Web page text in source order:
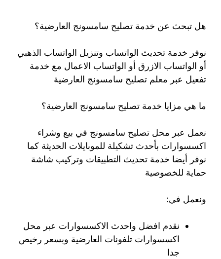
هل تبحث عن خدمة تصليح سامسونج العارضية؟
نوفر خدمة تحديث الواتساب وتنزيل الواتساب الذهبي
أو الواتساب الازرق أو الواتساب الاعمال مع خدمة
تفعيل عبر معلم تصليح سامسونج العارضية
ما هي مزايا خدمة تصليح سامسونج العارضية؟
نعمل عبر محل تصليح سامسونج في بيع وشراء
اكسسوارات بأحدث تشكيلة للموبايلات الحديثة كما
نوفر أيضا خدمة تحديث التطبيقات وتركيب شاشة
حماية للخصوصية
ونعمل في:
نقدم افضل واحدث الاكسسوارات عبر محل
اكسسوارات تلفونات العارضية وبسعر رخيص
جدا